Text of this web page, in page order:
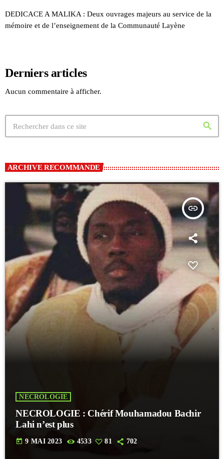
DEDICACE A MALIKA : Deux ouvrages majeurs au service de la
mémoire et de l’enseignement de la Communauté Layène
Derniers articles
Aucun commentaire à afficher.
search
ARCHIVE RECOMMANDE
insert_link
NECROLOGIE
NECROLOGIE : Chérif Mouhamadou Bachir
Lahi n’est plus
today 9 MAI 2023 4533 81 702